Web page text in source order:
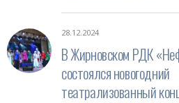
28.12.2024
В Жирновском РДК
состоялся новогодний
театрализованный